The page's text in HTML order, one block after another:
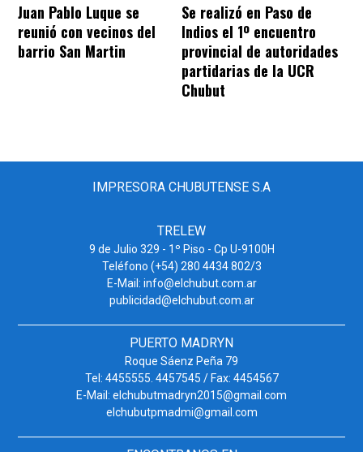
Juan Pablo Luque se
reunió con vecinos del
barrio San Martin
Se realizó en Paso de
Indios el 1º encuentro
provincial de autoridades
partidarias de la UCR
Chubut
IMPRESORA CHUBUTENSE S.A
TRELEW
9 de Julio 329 - 1º Piso - Cp U-9100H
Teléfono (+54) 280 4434 802/3
E-Mail: info@elchubut.com.ar
publicidad@elchubut.com.ar
PUERTO MADRYN
Roque Sáenz Peña 79
Tel: 4455555. 4457545 / Fax: 4454567
E-Mail: elchubutmadryn2015@gmail.com
elchubutpmadmi@gmail.com